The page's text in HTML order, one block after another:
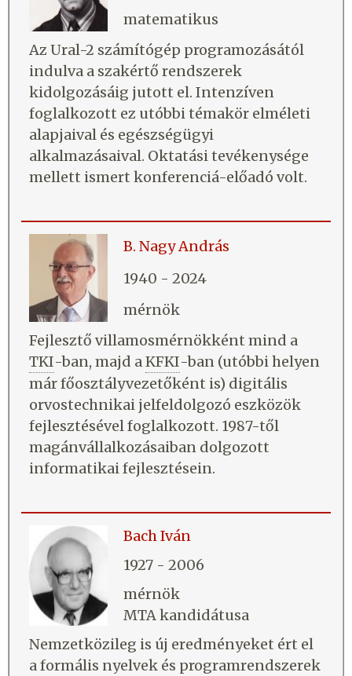
matematikus
Az Ural-2 számítógép programozásától
indulva a szakértő rendszerek
kidolgozásáig jutott el. Intenzíven
foglalkozott ez utóbbi témakör elméleti
alapjaival és egészségügyi
alkalmazásaival. Oktatási tevékenysége
mellett ismert konferenciá-előadó volt.
B. Nagy András
1940 - 2024
mérnök
Fejlesztő villamosmérnökként mind a
TKI-ban, majd aKFKI-ban (utóbbi helyen
már főosztályvezetőként is) digitális
orvostechnikai jelfeldolgozó eszközök
fejlesztésével foglalkozott. 1987-től
magánvállalkozásaiban dolgozott
informatikai fejlesztésein.
Bach Iván
1927 - 2006
mérnök
MTA kandidátusa
Nemzetközileg is új eredményeket ért el
a formális nyelvek és programrendszerek